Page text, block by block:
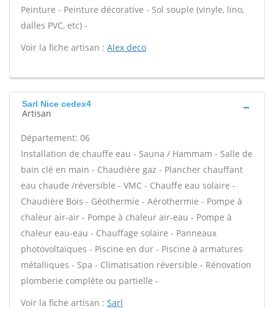
Peinture - Peinture décorative - Sol souple (vinyle, lino,
dalles PVC, etc) -
Voir la fiche artisan : Alex deco
Sarl Nice cedex4
Artisan
Département: 06
Installation de chauffe eau - Sauna / Hammam - Salle de
bain clé en main - Chaudière gaz - Plancher chauffant
eau chaude /réversible - VMC - Chauffe eau solaire -
Chaudière Bois - Géothermie - Aérothermie - Pompe à
chaleur air-air - Pompe à chaleur air-eau - Pompe à
chaleur eau-eau - Chauffage solaire - Panneaux
photovoltaïques - Piscine en dur - Piscine à armatures
métalliques - Spa - Climatisation réversible - Rénovation
plomberie complète ou partielle -
Voir la fiche artisan : Sarl